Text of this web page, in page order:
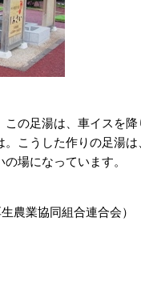
の足湯は、車イスを
。こうした作りの足湯
場になっています。
農業協同組合連合会）